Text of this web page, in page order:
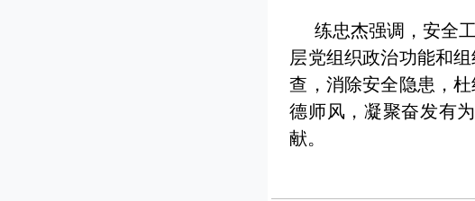
练忠杰强调，安全
层党组织政治功能和
查，消除安全隐患，
德师风，凝聚奋发有
献。